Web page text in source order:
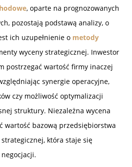
, oparte na prognozowanych
pozostają podstawą analizy, o
ich uzupełnienie o metody
wyceny strategicznej. Inwestor
postrzegać wartość firmy inaczej
synergie operacyjne,
czy możliwość optymalizacji
struktury. Niezależna wycena
wartość bazową przedsiębiorstwa
która staje się